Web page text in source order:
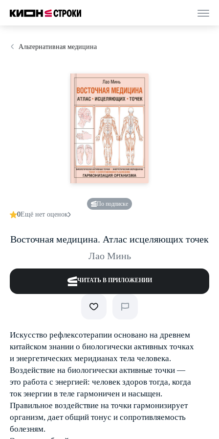
Альтернативная медицина
По подписке
0Ещё нет оценок
Восточная медицина. Атлас исцеляющих точек
Лао Минь
ЧИТАТЬ В ПРИЛОЖЕНИИ
Искусство рефлексотерапии основано на древнем
китайском знании о биологически активных точках
и энергетических меридианах тела человека.
Воздействие на биологически активные точки —
это работа с энергией: человек здоров тогда, когда
ток энергии в теле гармоничен и насыщен.
Правильное воздействие на точки гармонизирует
организм, дает общий тонус и сопротивляемость
болезням.